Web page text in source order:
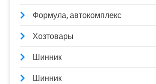
Формула, автокомплекс
Хозтовары
Шинник
Шинник